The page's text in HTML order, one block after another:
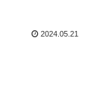
2024.05.21